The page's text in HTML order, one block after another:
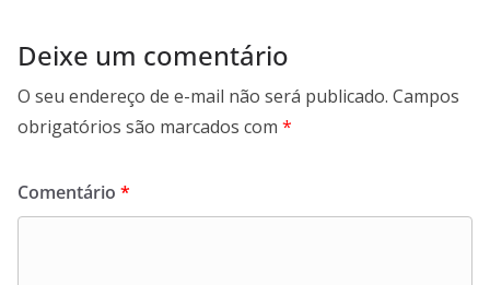
Deixe um comentário
O seu endereço de e-mail não será publicado. Campos
obrigatórios são marcados com *
Comentário *